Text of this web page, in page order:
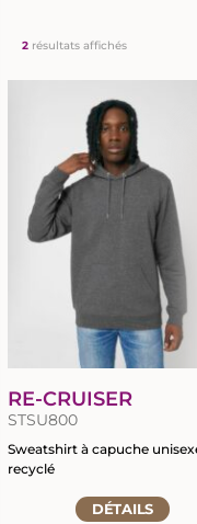
RETOUR
MARQUAGE
CHAPELLERIE
RETOUR
GRAVURE
BRODERIE
2 résultats affichés
RE-CRUISER
STSU800
Sweatshirt à capuche
recyclé
DÉTAILS